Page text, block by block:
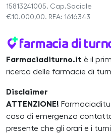
15813241005. Cap.Sociale
€10.000,00. REA: 1616343
Farmaciaditurno.it è il
ricerca delle farmacie di
Disclaimer
ATTENZIONE!
caso di emergenza
presente che gli orari e i